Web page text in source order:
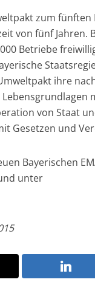
zum
von fünf Jahren.
Betriebe
ihre
von Staat
Gesetzen und
Bayerischen
unter